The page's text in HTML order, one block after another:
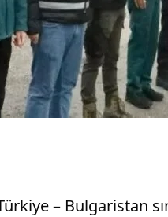
– Bulgaristan